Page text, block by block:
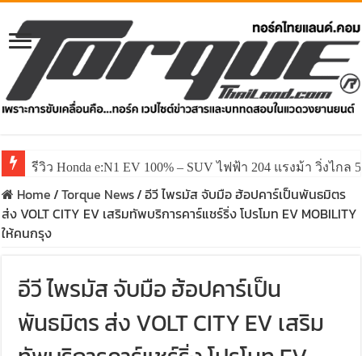
รีวิว Honda e:N1 EV 100% – SUV ไฟฟ้า 204 แรงม้า วิ่งไกล
Home/Torque News/อีวี ไพรมัส จับมือ ฮ้อปคาร์เป็นพันธมิตร
ส่ง VOLT CITY EV เสริมทัพบริการคาร์แชร์ริ่ง โปรโมท EV MOBILITY
ให้คนกรุง
อีวี ไพรมัส จับมือ ฮ้อปคาร์เป็น
พันธมิตร ส่ง VOLT CITY EV เสริม